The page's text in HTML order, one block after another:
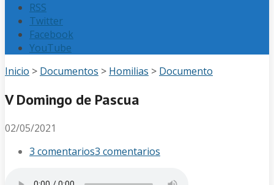
RSS
Twitter
Facebook
YouTube
Inicio > Documentos > Homilias > Documento
V Domingo de Pascua
02/05/2021
3 comentarios3 comentarios